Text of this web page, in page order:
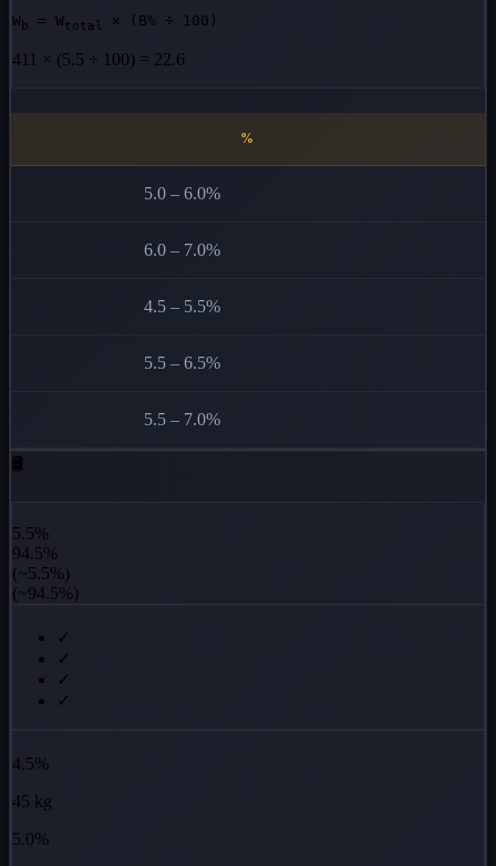
W b = Wtotal × (B% ÷ 100)
411 × (5.5 ÷ 100) = 22.6
%
5.0 – 6.0%
6.0 – 7.0%
4.5 – 5.5%
5.5 – 6.5%
5.5 – 7.0%
5.5%
94.5%
(~5.5%)
(~94.5%)
✓
✓
✓
✓
4.5%
45 kg
5.0%